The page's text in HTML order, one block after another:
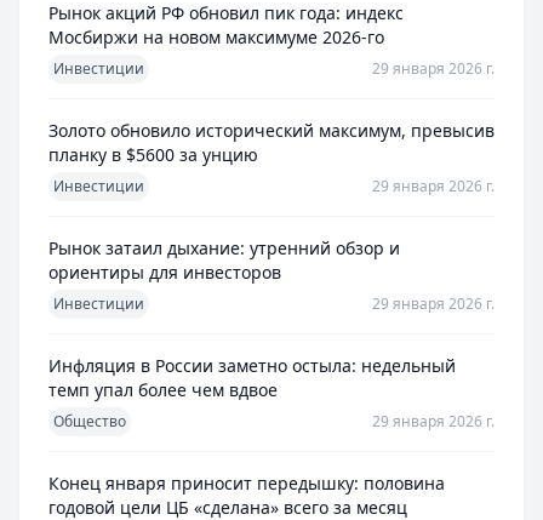
Рынок акций РФ обновил пик года: индекс
Мосбиржи на новом максимуме 2026-го
Инвестиции 29 января 2026 г.
Золото обновило исторический максимум, превысив
планку в $5600 за унцию
Инвестиции 29 января 2026 г.
Рынок затаил дыхание: утренний обзор и
ориентиры для инвесторов
Инвестиции 29 января 2026 г.
Инфляция в России заметно остыла: недельный
темп упал более чем вдвое
Общество 29 января 2026 г.
Конец января приносит передышку: половина
годовой цели ЦБ «сделана» всего за месяц